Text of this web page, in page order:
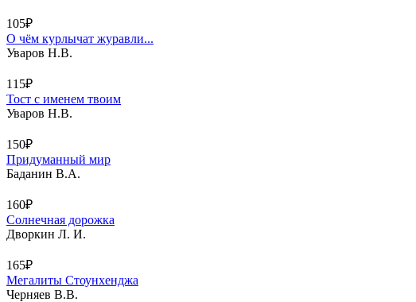
105₽
О чём курлычат журавли...
Уваров Н.В.
115₽
Тост с именем твоим
Уваров Н.В.
150₽
Придуманный мир
Баданин В.А.
160₽
Солнечная дорожка
Дворкин Л. И.
165₽
Мегалиты Стоунхенджа
Черняев В.В.